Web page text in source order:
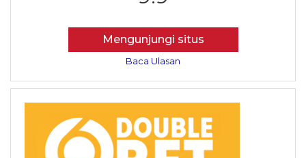
Mengunjungi situs
Baca Ulasan